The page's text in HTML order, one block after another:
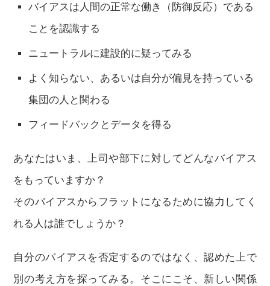
バイアスは人間の正常な働き（防御反応）である
ことを認識する
ニュートラルに建設的に疑ってみる
よく知らない、あるいは自分が偏見を持っている
集団の人と関わる
フィードバックとデータを得る
あなたはいま、上司や部下に対してどんなバイアス
をもっていますか？
そのバイアスからフラットになるために協力してく
れる人は誰でしょうか？
自分のバイアスを否定するのではなく、認めた上で
別の考え方を探ってみる。そこにこそ、新しい関係